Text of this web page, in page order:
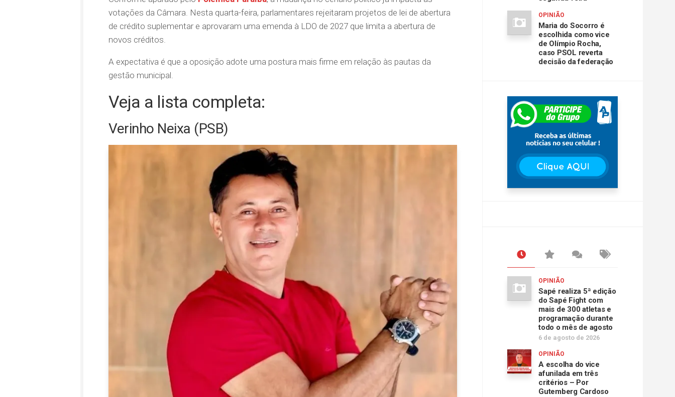
votações da Câmara. Nesta quarta-feira, parlamentares rejeitaram projetos de lei de abertura
de crédito suplementar e aprovaram uma emenda à LDO de 2027 que limita a abertura de
novos créditos.
A expectativa é que a oposição adote uma postura mais firme em relação às pautas da
gestão municipal.
Veja a lista completa:
Verinho Neixa (PSB)
OPINIÃO
Maria do Socorro é
escolhida como vice
de Olímpio Rocha,
caso PSOL reverta
decisão da federação
OPINIÃO
Sapé realiza 5ª edição
do Sapé Fight com
mais de 300 atletas e
programação durante
todo o mês de agosto
6 de agosto de 2026
OPINIÃO
A escolha do vice
afunilada em três
critérios – Por
Gutemberg Cardoso